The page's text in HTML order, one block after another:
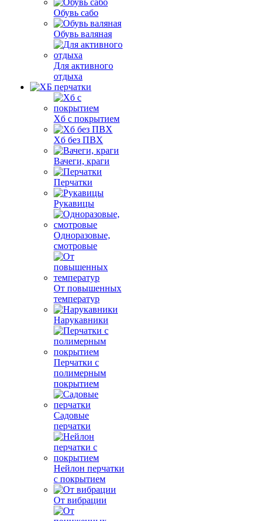
Обувь сабо
Обувь валяная
Для активного
отдыха
Хб с покрытием
Хб без ПВХ
Вачеги, краги
Перчатки
Рукавицы
Одноразовые,
смотровые
От повышенных
температур
Нарукавники
Перчатки с
полимерным
покрытием
Садовые
перчатки
Нейлон перчатки
с покрытием
От вибрации